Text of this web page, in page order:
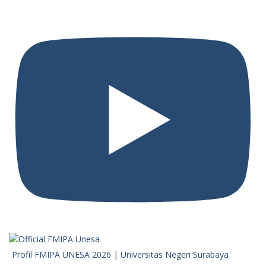
Profil FMIPA UNESA 2026 | Universitas Negeri Surabaya